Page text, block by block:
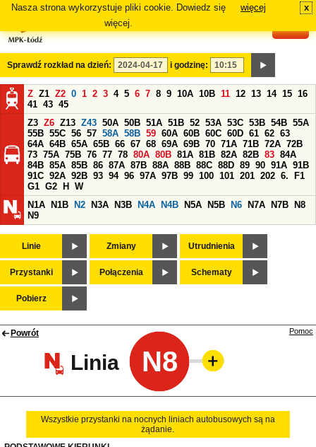
Nasza strona wykorzystuje pliki cookie. Dowiedz się
więcej.
więcej x
Sprawdź rozkład na dzień: i godzinę:
Z Z1 Z2 0 1 2 3 4 5 6 7 8 9 10A 10B 11 12 13 14 15 16
41 43 45
Z3 Z6 Z13 Z43 50A 50B 51A 51B 52 53A 53C 53B 54B 55A
55B 55C 56 57 58A 58B 59 60A 60B 60C 60D 61 62 63
64A 64B 65A 65B 66 67 68 69A 69B 70 71A 71B 72A 72B
73 75A 75B 76 77 78 80A 80B 81A 81B 82A 82B 83 84A
84B 85A 85B 86 87A 87B 88A 88B 88C 88D 89 90 91A 91B
91C 92A 92B 93 94 96 97A 97B 99 100 101 201 202 6.
F1
G1 G2 H
W
N1A
N1B N2 N3A N3B N4A N4B N5A N5B N6 N7A N7B
N8
N9
Linie Zmiany Utrudnienia
Przystanki Połączenia Schematy
Pobierz
Powrót
Linia N8
Pomoc
Wszystkie przystanki na nocnych liniach autobusowych są na
żądanie.